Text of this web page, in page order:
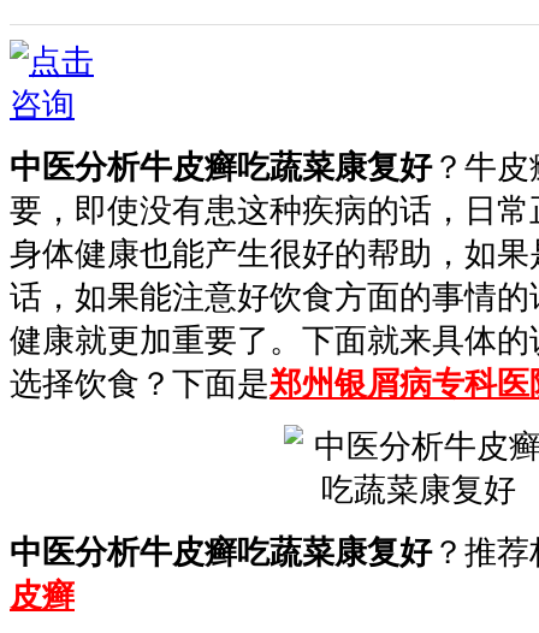
中医分析牛皮癣吃蔬菜康复好？牛皮
要，即使没有患这种疾病的话，日
身体健康也能产生很好的帮助，如
话，如果能注意好饮食方面的事情
健康就更加重要了。下面就来具体
选择饮食？下面是郑州银屑病专科医
中医分析牛皮癣吃蔬菜康复好？推荐
皮癣